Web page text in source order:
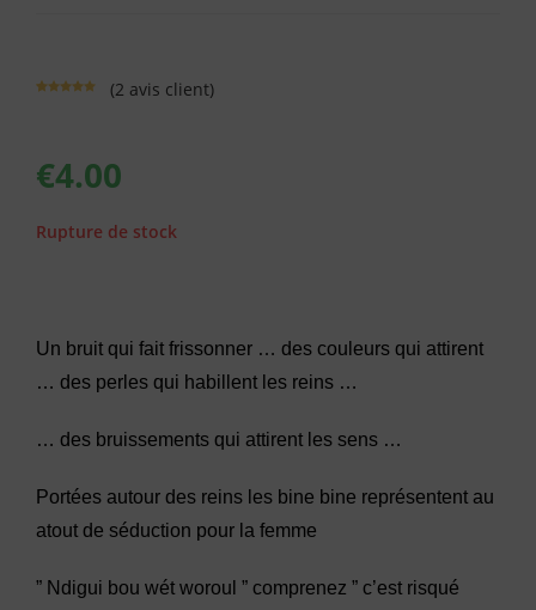
client
(2 avis client)
€4.00
Rupture de stock
Un bruit qui fait frissonner … des couleurs qui attirent
… des perles qui habillent les reins …
… des bruissements qui attirent les sens …
Portées autour des reins les bine bine représentent au
atout de séduction pour la femme
” Ndigui bou wét woroul ” comprenez ” c’est risqué